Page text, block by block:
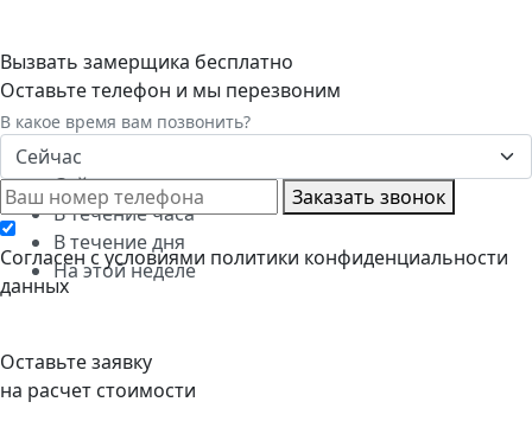
Вызвать замерщика бесплатно
Оставьте телефон и мы перезвоним
В какое время вам позвонить?
Сейчас
Сейчас
В течение часа
В течение дня
На этой неделе
Заказать звонок
Cогласен с условиями политики конфиденциальности
данных
Оставьте заявку
на расчет стоимости